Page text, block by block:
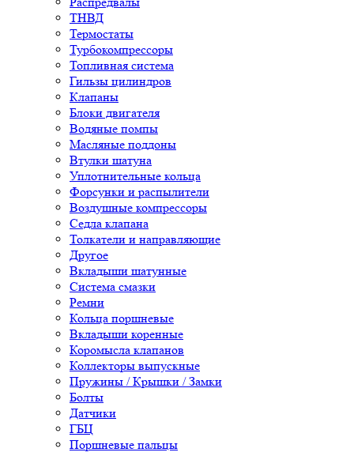
ТНВД
Термостаты
Турбокомпрессоры
Топливная система
Гильзы цилиндров
Клапаны
Блоки двигателя
Водяные помпы
Масляные поддоны
Втулки шатуна
Уплотнительные кольца
Форсунки и распылители
Воздушные компрессоры
Седла клапана
Толкатели и направляющие
Другое
Вкладыши шатунные
Система смазки
Ремни
Кольца поршневые
Вкладыши коренные
Коромысла клапанов
Коллекторы выпускные
Пружины / Крышки / Замки
Болты
Датчики
ГБЦ
Поршневые пальцы